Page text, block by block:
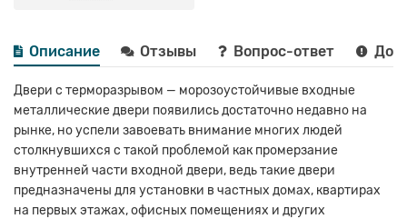
Описание Отзывы Вопрос-ответ
Двери с терморазрывом — морозоустойчивые входные
металлические двери появились достаточно недавно на
рынке, но успели завоевать внимание многих людей
столкнувшихся с такой проблемой как промерзание
внутренней части входной двери, ведь такие двери
предназначены для установки в частных домах, квартирах
на первых этажах, офисных помещениях и других